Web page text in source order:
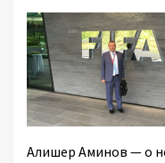
Алишер Аминов — о